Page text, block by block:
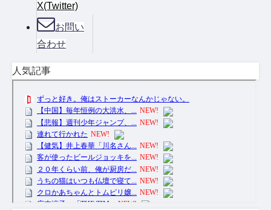
X(Twitter)
お問い
合わせ
人気記事